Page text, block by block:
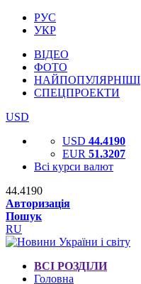
РУС
УКР
ВІДЕО
ФОТО
НАЙПОПУЛЯРНІШІ
СПЕЦПРОЕКТИ
USD
USD 44.4190
EUR 51.3207
Всі курси валют
44.4190
Авторизація
Пошук
RU
ВСІ РОЗДІЛИ
Головна